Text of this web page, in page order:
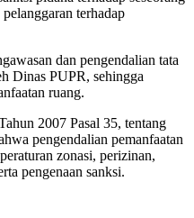
terhadap
dan pengendalian tata
Dinas PUPR, sehingga
ruang.
2007 Pasal 35, tentang
pengendalian pemanfaatan
zonasi, perizinan,
pengenaan sanksi.